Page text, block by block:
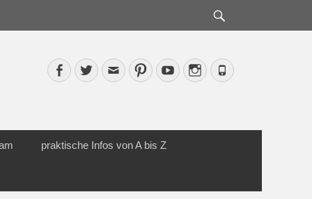
Facebook
TwitterEmailPinterestYouTubeInstagram
Phone
praktische Infos von A bis Z